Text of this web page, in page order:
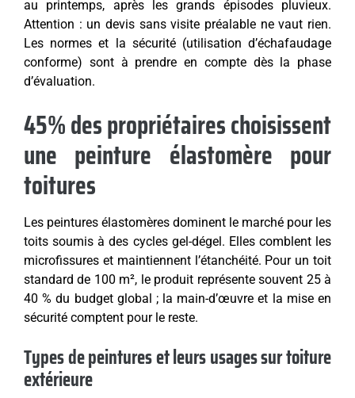
au printemps, après les grands épisodes pluvieux.
Attention : un devis sans visite préalable ne vaut rien.
Les normes et la sécurité (utilisation d’échafaudage
conforme) sont à prendre en compte dès la phase
d’évaluation.
45% des propriétaires choisissent
une peinture élastomère pour
toitures
Les peintures élastomères dominent le marché pour les
toits soumis à des cycles gel-dégel. Elles comblent les
microfissures et maintiennent l’étanchéité. Pour un toit
standard de 100 m², le produit représente souvent 25 à
40 % du budget global ; la main-d’œuvre et la mise en
sécurité comptent pour le reste.
Types de peintures et leurs usages sur toiture
extérieure